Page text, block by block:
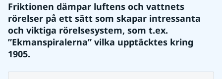
Friktionen dämpar luftens och vattnets
rörelser på ett sätt som skapar intressanta
och viktiga rörelsesystem, som t.ex.
”Ekmanspiralerna” vilka upptäcktes kring
1905.